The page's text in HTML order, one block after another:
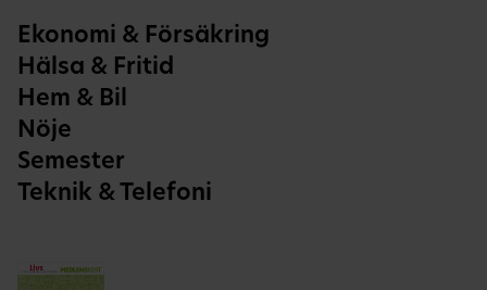
Ekonomi & Försäkring
Hälsa & Fritid
Hem & Bil
Nöje
Semester
Teknik & Telefoni